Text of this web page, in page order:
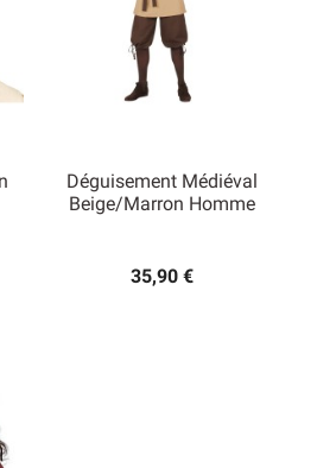
Déguisement Médiéval
Beige/marron Homme
35,90 €